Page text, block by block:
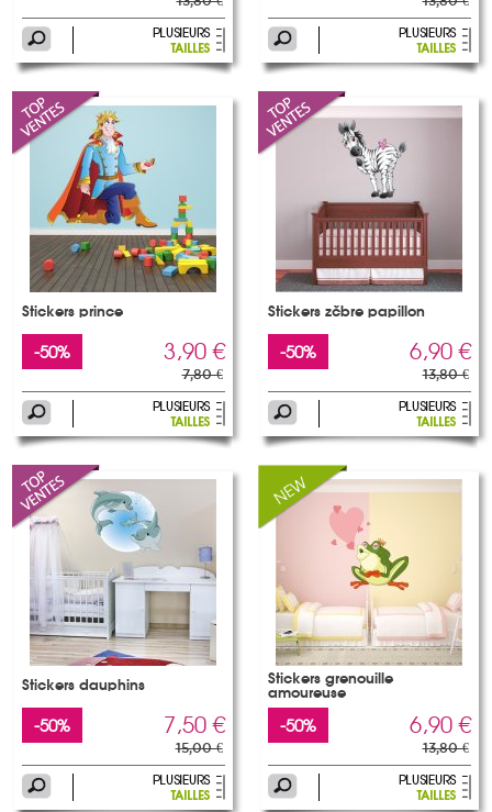
Stickers prince
-50% 3,90 €
7,80 €
Stickers zèbre papillon
-50% 6,90 €
13,80 €
Stickers dauphins
-50% 7,50 €
15,00 €
Stickers grenouille
amoureuse
-50% 6,90 €
13,80 €